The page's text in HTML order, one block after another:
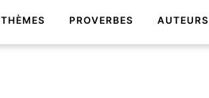
THÈMES PROVERBES AUTEURS